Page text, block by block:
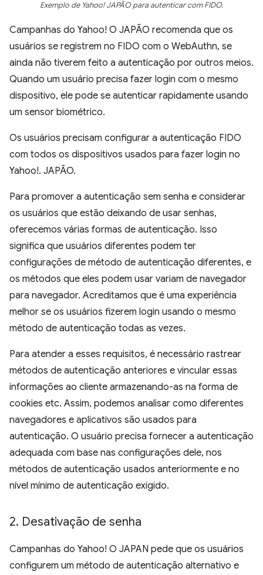
Exemplo de Yahoo! JAPÃO para autenticar com FIDO.
Campanhas do Yahoo! O JAPÃO recomenda que os
usuários se registrem no FIDO com o WebAuthn, se
ainda não tiverem feito a autenticação por outros meios.
Quando um usuário precisa fazer login com o mesmo
dispositivo, ele pode se autenticar rapidamente usando
um sensor biométrico.
Os usuários precisam configurar a autenticação FIDO
com todos os dispositivos usados para fazer login no
Yahoo!. JAPÃO.
Para promover a autenticação sem senha e considerar
os usuários que estão deixando de usar senhas,
oferecemos várias formas de autenticação. Isso
significa que usuários diferentes podem ter
configurações de método de autenticação diferentes, e
os métodos que eles podem usar variam de navegador
para navegador. Acreditamos que é uma experiência
melhor se os usuários fizerem login usando o mesmo
método de autenticação todas as vezes.
Para atender a esses requisitos, é necessário rastrear
métodos de autenticação anteriores e vincular essas
informações ao cliente armazenando-as na forma de
cookies etc. Assim, podemos analisar como diferentes
navegadores e aplicativos são usados para
autenticação. O usuário precisa fornecer a autenticação
adequada com base nas configurações dele, nos
métodos de autenticação usados anteriormente e no
nível mínimo de autenticação exigido.
2. Desativação de senha
Campanhas do Yahoo! O JAPAN pede que os usuários
configurem um método de autenticação alternativo e